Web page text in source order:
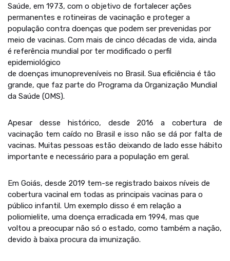
Saúde, em 1973, com o objetivo de fortalecer ações
permanentes e rotineiras de vacinação e proteger a
população contra doenças que podem ser prevenidas por
meio de vacinas. Com mais de cinco décadas de vida, ainda
é referência mundial por ter modificado o perfil
epidemiológico
de doenças imunopreveníveis no Brasil. Sua eficiência é tão
grande, que faz parte do Programa da Organização Mundial
da Saúde (OMS).
Apesar desse histórico, desde 2016 a cobertura de
vacinação tem caído no Brasil e isso não se dá por falta de
vacinas. Muitas pessoas estão deixando de lado esse hábito
importante e necessário para a população em geral.
Em Goiás, desde 2019 tem-se registrado baixos níveis de
cobertura vacinal em todas as principais vacinas para o
público infantil. Um exemplo disso é em relação a
poliomielite, uma doença erradicada em 1994, mas que
voltou a preocupar não só o estado, como também a nação,
devido à baixa procura da imunização.